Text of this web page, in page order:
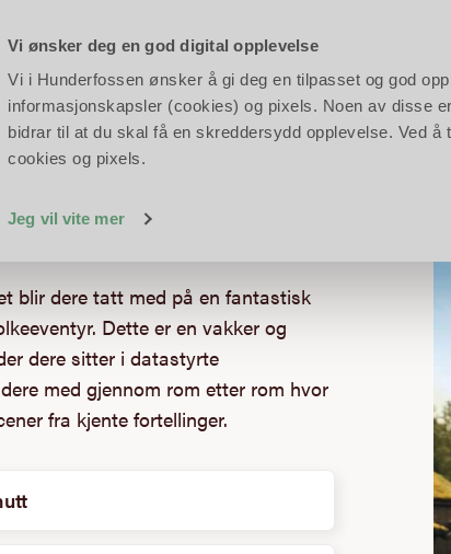
Vi ønsker deg en god digital opplevelse
Vi i Hunderfossen ønsker å gi deg en tilpasset og god
informasjonskapsler (cookies) og pixels. Noen av disse
bidrar til at du skal få en skreddersydd opplevelse. Ved
cookies og pixels.
Jeg vil vite mer
Opplev Hunderfossen Planlegg
blir dere tatt med på en fantastisk
Dette er en vakker og
dere sitter i datastyrte
med gjennom rom etter rom hvor
fra kjente fortellinger.